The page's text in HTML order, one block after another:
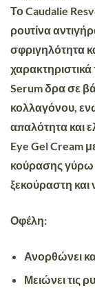
ΤοCaudalie
ρουτίνα
σφριγηλότητα
Serumδρα σε
κολλαγόνου,
απαλότητα και
Eye Gel Cream
κούρασης γύρω
ξεκούραστη και
Οφέλη:
Ανορθώνει
Μειώνει τις